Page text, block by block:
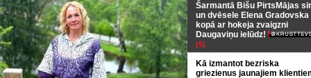
Šarmantā Bišu PirtsMājas
un dvēsele Elena Gradovska
kopā ar hokeja zvaigzni
Daugaviņu ielūdz!
(5)
Kā izmantot bezriska
griezienus jaunajiem